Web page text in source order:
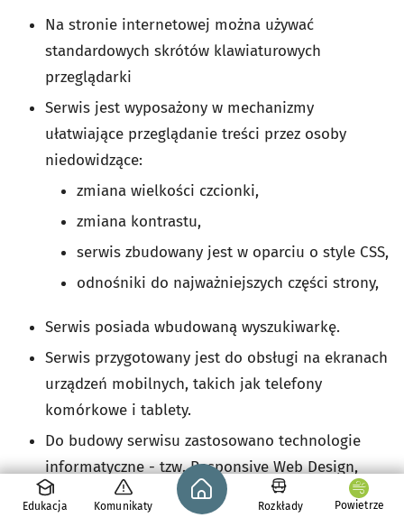
Na stronie internetowej można używać
standardowych skrótów klawiaturowych
przeglądarki
Serwis jest wyposażony w mechanizmy
ułatwiające przeglądanie treści przez osoby
niedowidzące:
zmiana wielkości czcionki,
zmiana kontrastu,
serwis zbudowany jest w oparciu o style CSS,
odnośniki do najważniejszych części strony,
Serwis posiada wbudowaną wyszukiwarkę.
Serwis przygotowany jest do obsługi na ekranach
urządzeń mobilnych, takich jak telefony
komórkowe i tablety.
Do budowy serwisu zastosowano technologie
informatyczne - tzw. Responsive Web Design,
które automatycznie dostosowują moduły strony
do rozdzielczości ekranu urządzenia mobilnego.
Edukacja Komunikaty
Strona główna - wroclaw.pl
Rozkłady Powietrze